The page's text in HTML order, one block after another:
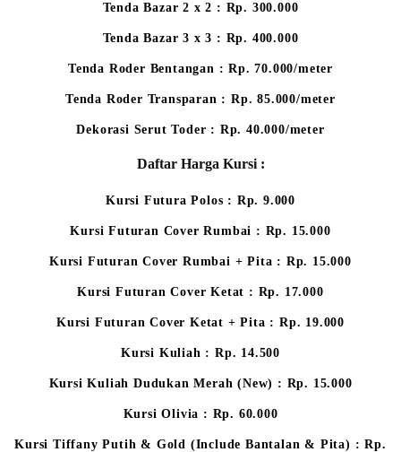
Tenda Bazar 2 x 2 : Rp. 300.000
Tenda Bazar 3 x 3 : Rp. 400.000
Tenda Roder Bentangan : Rp. 70.000/meter
Tenda Roder Transparan : Rp. 85.000/meter
Dekorasi Serut Toder : Rp. 40.000/meter
Daftar Harga Kursi :
Kursi Futura Polos : Rp. 9.000
Kursi Futuran Cover Rumbai : Rp. 15.000
Kursi Futuran Cover Rumbai + Pita : Rp. 15.000
Kursi Futuran Cover Ketat : Rp. 17.000
Kursi Futuran Cover Ketat + Pita : Rp. 19.000
Kursi Kuliah : Rp. 14.500
Kursi Kuliah Dudukan Merah (New) : Rp. 15.000
Kursi Olivia : Rp. 60.000
Kursi Tiffany Putih & Gold (Include Bantalan & Pita) : Rp.